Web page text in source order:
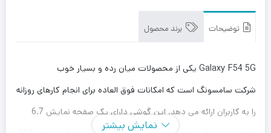
توضیحات برند محصول
Galaxy F54 5G یکی از محصولات میان رده و بسیار خوب
شرکت سامسونگ است که امکانات فوق العاده برای انجام کارهای روزانه
را به کاربران ارائه می دهد. این گوشی دارای یک صفحه نمایش 6.7
نمایش بیشتر